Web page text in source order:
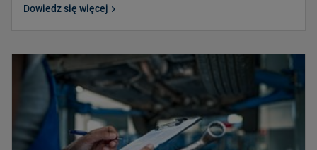
Dowiedz się więcej